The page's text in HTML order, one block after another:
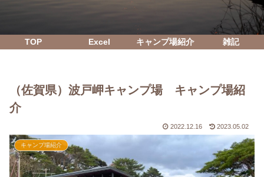
TOP Excel キャンプ場紹介 雑記
（佐賀県）波戸岬キャンプ場 キャンプ場紹
介
2022.12.16 2023.05.02
キャンプ場紹介